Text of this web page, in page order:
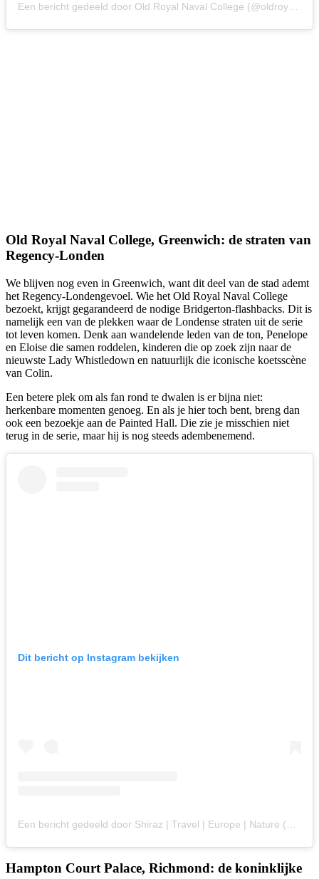
Old Royal Naval College, Greenwich: de straten van
Regency-Londen
We blijven nog even in Greenwich, want dit deel van de stad ademt
het Regency-Londengevoel. Wie het Old Royal Naval College
bezoekt, krijgt gegarandeerd de nodige Bridgerton-flashbacks. Dit is
namelijk een van de plekken waar de Londense straten uit de serie
tot leven komen. Denk aan wandelende leden van de ton, Penelope
en Eloise die samen roddelen, kinderen die op zoek zijn naar de
nieuwste Lady Whistledown en natuurlijk die iconische koetsscène
van Colin.
Een betere plek om als fan rond te dwalen is er bijna niet:
herkenbare momenten genoeg. En als je hier toch bent, breng dan
ook een bezoekje aan de Painted Hall. Die zie je misschien niet
terug in de serie, maar hij is nog steeds adembenemend.
Dit bericht op Instagram bekijken
Hampton Court Palace, Richmond: de koninklijke